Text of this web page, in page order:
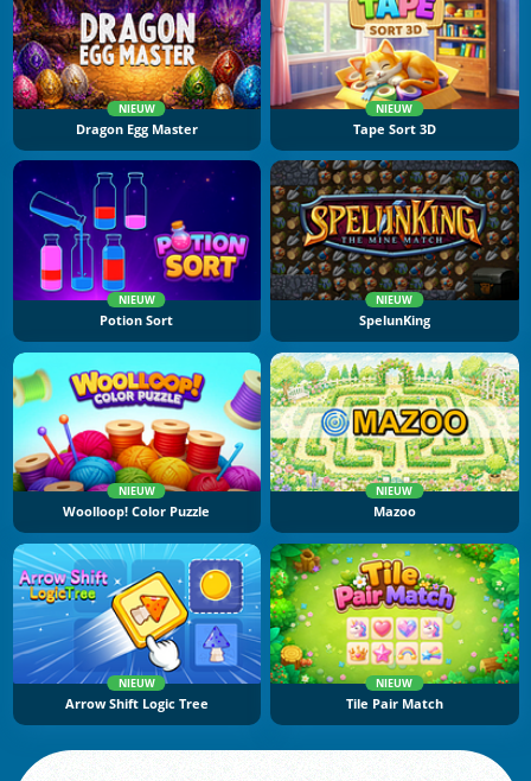
NIEUW
Dragon Egg Master
NIEUW
Tape Sort 3D
NIEUW
Potion Sort
NIEUW
SpelunKing
NIEUW
Woolloop! Color Puzzle
NIEUW
Mazoo
NIEUW
Arrow Shift Logic Tree
NIEUW
Tile Pair Match